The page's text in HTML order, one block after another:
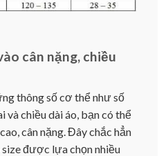
cân nặng, chiều
thông số cơ thể như số
và chiều dài áo, bạn có thể
cân nặng. Đây chắc hẳn
được lựa chọn nhiều